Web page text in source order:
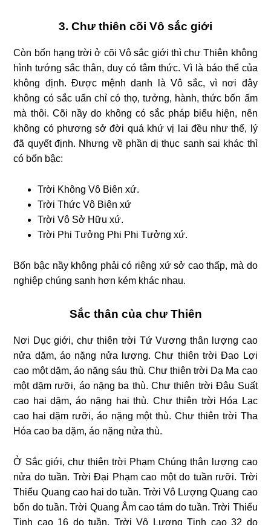
3. Chư thiên cõi Vô sắc giới
Còn bốn hạng trời ở cõi Vô sắc giới thì chư Thiên không
hình tướng sắc thân, duy có tâm thức. Vì là báo thể của
không định. Được mệnh danh là Vô sắc, vì nơi đây
không có sắc uẩn chỉ có thọ, tưởng, hành, thức bốn ấm
mà thôi. Cõi nầy do không có sắc pháp biểu hiện, nên
không có phương sở đời quá khứ vị lai đều như thế, lý
đã quyết định. Nhưng về phần dị thục sanh sai khác thì
có bốn bậc:
Trời Không Vô Biên xứ.
Trời Thức Vô Biên xứ
Trời Vô Sở Hữu xứ.
Trời Phi Tưởng Phi Phi Tưởng xứ.
Bốn bậc nầy không phải có riêng xứ sở cao thấp, mà do
nghiệp chúng sanh hơn kém khác nhau.
Sắc thân của chư Thiên
Nơi Dục giới, chư thiên trời Tứ Vương thân lượng cao
nửa dặm, áo nặng nửa lượng. Chư thiên trời Đao Lợi
cao một dặm, áo nặng sáu thù. Chư thiên trời Dạ Ma cao
một dặm rưỡi, áo nặng ba thù. Chư thiên trời Đâu Suất
cao hai dặm, áo nặng hai thù. Chư thiên trời Hóa Lạc
cao hai dặm rưỡi, áo nặng một thù. Chư thiên trời Tha
Hóa cao ba dặm, áo nặng nửa thù.
Ở Sắc giới, chư thiên trời Phạm Chúng thân lượng cao
nửa do tuần. Trời Đại Phạm cao một do tuần rưỡi. Trời
Thiểu Quang cao hai do tuần. Trời Vô Lượng Quang cao
bốn do tuần. Trời Quang Âm cao tám do tuần. Trời Thiểu
Tịnh cao 16 do tuần. Trời Vô Lượng Tịnh cao 32 do